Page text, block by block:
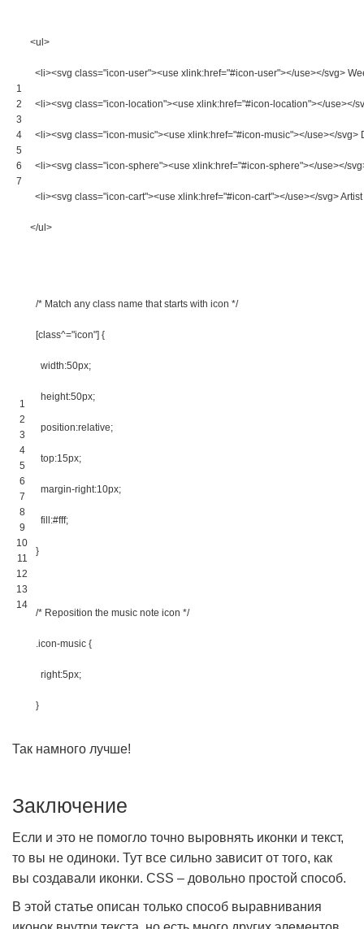
1
2
3
4
5
6
7
<ul>
<li><svg class="icon-user"><use xlink:href="#icon-user"></use></svg>
<li><svg class="icon-location"><use xlink:href="#icon-location"></use></
<li><svg class="icon-music"><use xlink:href="#icon-music"></use></svg>
<li><svg class="icon-sphere"><use xlink:href="#icon-sphere"></use></
<li><svg class="icon-cart"><use xlink:href="#icon-cart"></use></svg>
</ul>
1
2
3
4
5
6
7
8
9
10
11
12
13
14
/* Match any class name that starts with icon */
[class^="icon"] {
width:50px;
height:50px;
position:relative;
top:15px;
margin-right:10px;
fill :#fff;
}
/* Reposition the music note icon */
.icon-music {
right:5px;
}
Так намного лучше!
Заключение
Если и это не помогло точно выровнять иконки и текст,
то вы не одиноки. Тут все сильно зависит от того, как
вы создавали иконки. CSS – довольно простой способ.
В этой статье описан только способ выравнивания